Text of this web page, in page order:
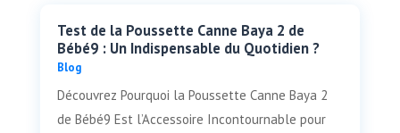
Test de la Poussette Canne Baya 2 de
Bébé9 : Un Indispensable du Quotidien ?
Blog
Découvrez Pourquoi la Poussette Canne Baya 2
de Bébé9 Est l’Accessoire Incontournable pour